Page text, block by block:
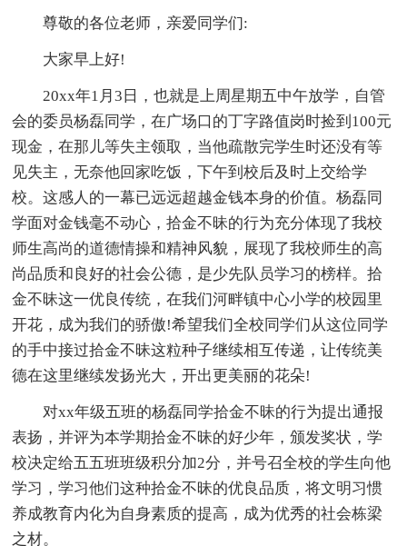
尊敬的各位老师，亲爱同学们:
大家早上好!
20xx年1月3日，也就是上周星期五中午放学，自管
会的委员杨磊同学，在广场口的丁字路值岗时捡到100元
现金，在那儿等失主领取，当他疏散完学生时还没有等
见失主，无奈他回家吃饭，下午到校后及时上交给学
校。这感人的一幕已远远超越金钱本身的价值。杨磊同
学面对金钱毫不动心，拾金不昧的行为充分体现了我校
师生高尚的道德情操和精神风貌，展现了我校师生的高
尚品质和良好的社会公德，是少先队员学习的榜样。拾
金不昧这一优良传统，在我们河畔镇中心小学的校园里
开花，成为我们的骄傲!希望我们全校同学们从这位同学
的手中接过拾金不昧这粒种子继续相互传递，让传统美
德在这里继续发扬光大，开出更美丽的花朵!
对xx年级五班的杨磊同学拾金不昧的行为提出通报
表扬，并评为本学期拾金不昧的好少年，颁发奖状，学
校决定给五五班班级积分加2分，并号召全校的学生向他
学习，学习他们这种拾金不昧的优良品质，将文明习惯
养成教育内化为自身素质的提高，成为优秀的社会栋梁
之材。